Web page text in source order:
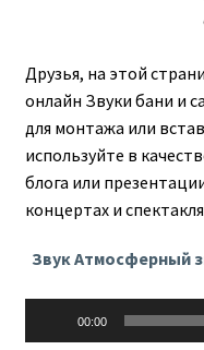
Друзья, на этой
онлайн Звуки бани и
для монтажа или
используйте в
блога или
концертах и
Звук Атмосферный
00:00